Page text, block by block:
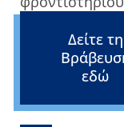
Δείτε τη
εδώ